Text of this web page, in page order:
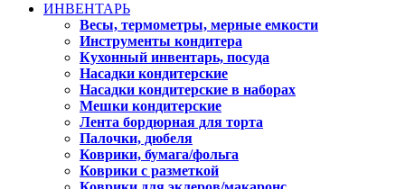
ИНВЕНТАРЬ
Весы, термометры, мерные емкости
Инструменты кондитера
Кухонный инвентарь, посуда
Насадки кондитерские
Насадки кондитерские в наборах
Мешки кондитерские
Лента бордюрная для торта
Палочки, дюбеля
Коврики, бумага/фольга
Коврики с разметкой